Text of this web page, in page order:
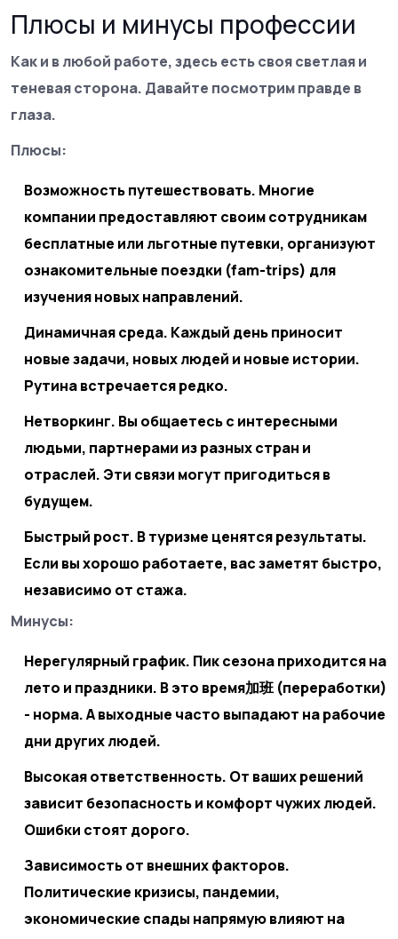
Плюсы и минусы профессии
Как и в любой работе, здесь есть своя светлая и
теневая сторона. Давайте посмотрим правде в
глаза.
Плюсы:
Возможность путешествовать. Многие
компании предоставляют своим сотрудникам
бесплатные или льготные путевки, организуют
ознакомительные поездки (fam-trips) для
изучения новых направлений.
Динамичная среда. Каждый день приносит
новые задачи, новых людей и новые истории.
Рутина встречается редко.
Нетворкинг. Вы общаетесь с интересными
людьми, партнерами из разных стран и
отраслей. Эти связи могут пригодиться в
будущем.
Быстрый рост. В туризме ценятся результаты.
Если вы хорошо работаете, вас заметят быстро,
независимо от стажа.
Минусы:
Нерегулярный график. Пик сезона приходится на
лето и праздники. В это время加班 (переработки)
- норма. А выходные часто выпадают на рабочие
дни других людей.
Высокая ответственность. От ваших решений
зависит безопасность и комфорт чужих людей.
Ошибки стоят дорого.
Зависимость от внешних факторов.
Политические кризисы, пандемии,
экономические спады напрямую влияют на